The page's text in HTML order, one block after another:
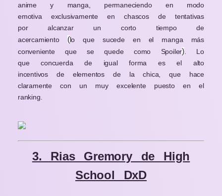
anime y manga, permaneciendo en modo
emotiva exclusivamente en chascos de tentativas
por alcanzar un corto tiempo de
acercamiento (lo que sucede en el manga más
conveniente que se quede como Spoiler) . Lo
que concuerda de igual forma es el alto
incentivos de elementos de la chica, que hace
claramente con un muy excelente puesto en el
ranking.
3. Rias Gremory de High
School DxD